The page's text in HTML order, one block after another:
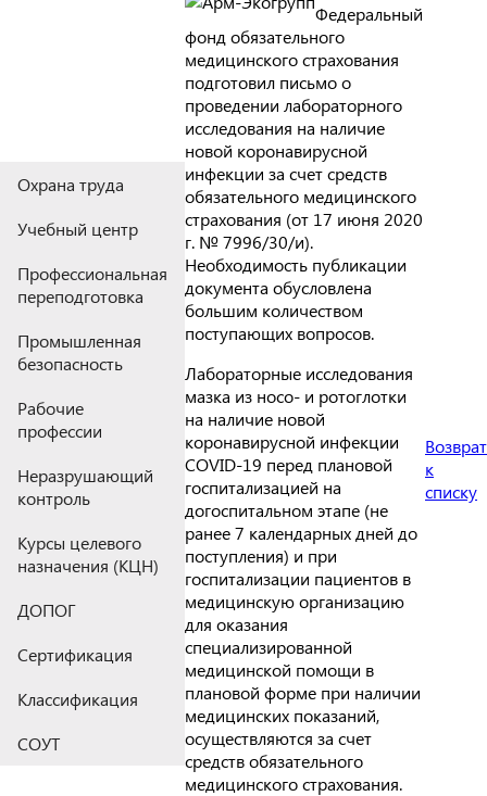
Охрана труда
Учебный центр
Профессиональная
переподготовка
Промышленная
безопасность
Рабочие
профессии
Неразрушающий
контроль
Курсы целевого
назначения (КЦН)
ДОПОГ
Сертификация
Классификация
СОУТ
Федеральный
фонд обязательного
медицинского страхования
подготовил письмо о
проведении лабораторного
исследования на наличие
новой коронавирусной
инфекции за счет средств
обязательного медицинского
страхования (от 17 июня 2020
г. № 7996/30/и).
Необходимость публикации
документа обусловлена
большим количеством
поступающих вопросов.
Лабораторные исследования
мазка из носо- и ротоглотки
на наличие новой
коронавирусной инфекции
COVID-19 перед плановой
госпитализацией на
догоспитальном этапе (не
ранее 7 календарных дней до
поступления) и при
госпитализации пациентов в
медицинскую организацию
для оказания
специализированной
медицинской помощи в
плановой форме при наличии
медицинских показаний,
осуществляются за счет
средств обязательного
медицинского страхования.
Возврат
к
списку